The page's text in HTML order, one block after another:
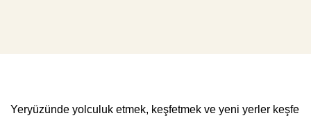
Yeryüzünde yolculuk etmek, keşfetmek ve yeni yerler keşfe